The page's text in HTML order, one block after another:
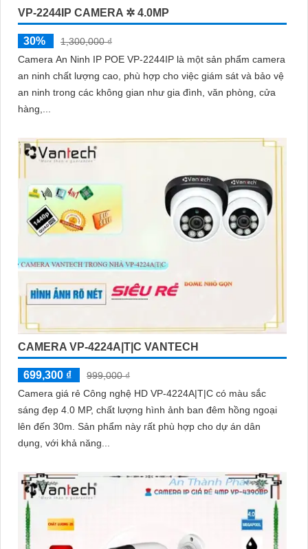
VP-2244IP CAMERA ✲ 4.0MP
30%
1,300,000 ₫
Camera An Ninh IP POE VP-2244IP là một sản phẩm camera
an ninh chất lượng cao, phù hợp cho việc giám sát và bảo vệ
an ninh trong các không gian như gia đình, văn phòng, cửa
hàng,...
CAMERA VP-4224A|T|C VANTECH
699,300 ₫
999,000 ₫
Camera giá rẻ Công nghệ HD VP-4224A|T|C có màu sắc
sáng đẹp 4.0 MP, chất lượng hình ảnh ban đêm hồng ngoại
lên đến 30m. Sản phẩm này rất phù hợp cho dự án dân
dụng, với khả năng...